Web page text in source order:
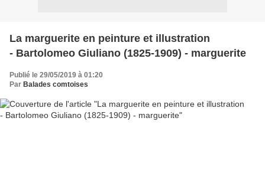
La marguerite en peinture et illustration
- Bartolomeo Giuliano (1825-1909) - marguerite
Publié le 29/05/2019 à 01:20
Par Balades comtoises